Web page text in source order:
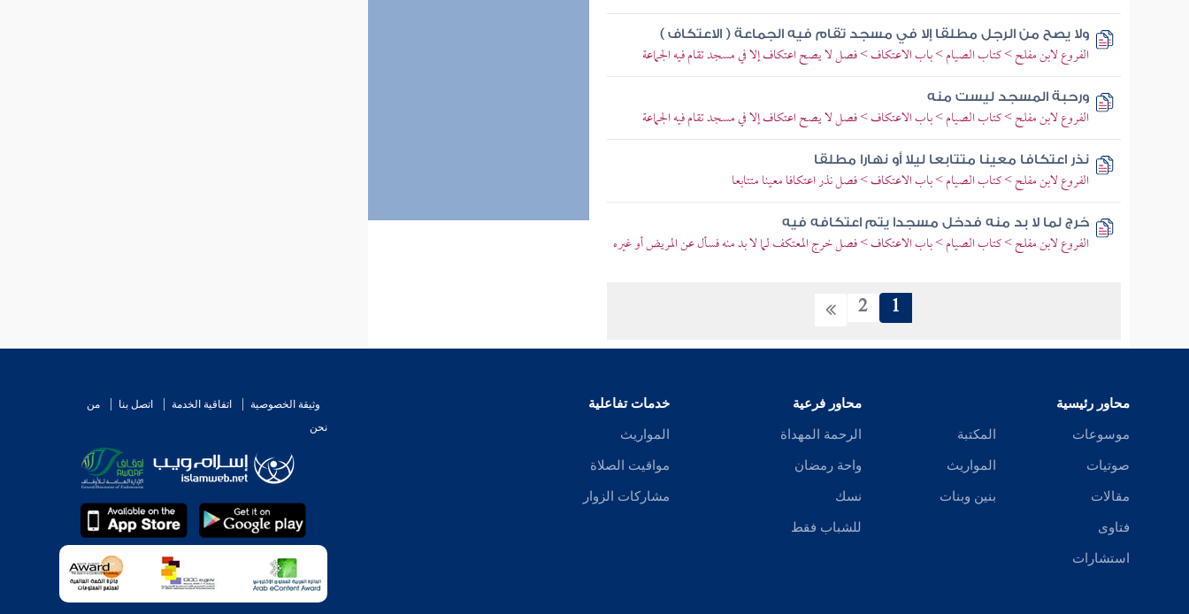
ولا يصح من الرجل مطلقا إلا في مسجد تقام فيه الجماعة ( الاعتكاف )
الفروع لابن مفلح > كتاب الصيام > باب الاعتكاف > فصل لا يصح اعتكاف إلا في مسجد تقام فيه الجماعة
ورحبة المسجد ليست منه
الفروع لابن مفلح > كتاب الصيام > باب الاعتكاف > فصل لا يصح اعتكاف إلا في مسجد تقام فيه الجماعة
نذر اعتكافا معينا متتابعا ليلا أو نهارا مطلقا
الفروع لابن مفلح > كتاب الصيام > باب الاعتكاف > فصل نذر اعتكافا معينا متتابعا
خرج لما لا بد منه فدخل مسجدا يتم اعتكافه فيه
الفروع لابن مفلح > كتاب الصيام > باب الاعتكاف > فصل خرج المعتكف لما لا بد منه فسأل عن المريض أو غيره
1
2
محاور رئيسية
موسوعات
صوتيات
مقالات
فتاوى
استشارات
المكتبة
المواريث
بنين وبنات
محاور فرعية
الرحمة المهداة
واحة رمضان
نسك
للشباب فقط
خدمات تفاعلية
المواريث
مواقيت الصلاة
مشاركات الزوار
وثيقة الخصوصية اتفاقية الخدمة اتصل بنا
من
نحن